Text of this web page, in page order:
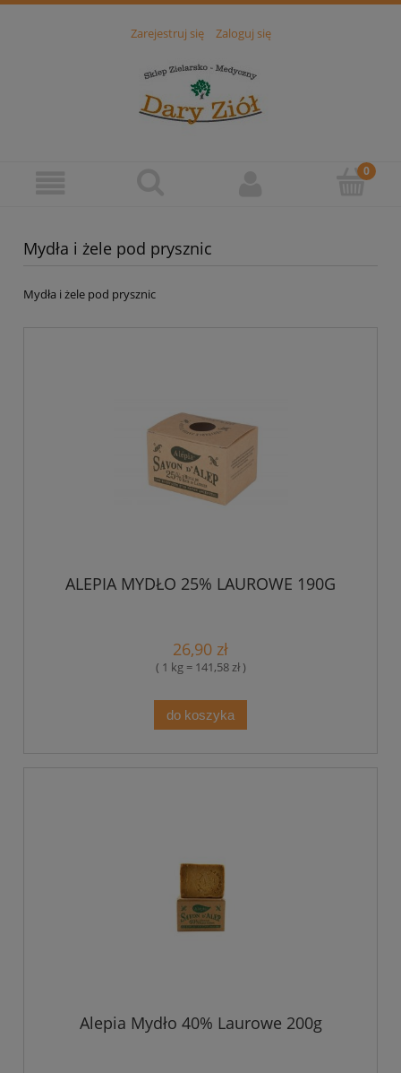
Zarejestruj się Zaloguj się
Mydła i żele pod prysznic
Mydła i żele pod prysznic
ALEPIA MYDŁO 25% LAUROWE 190G
26,90 zł
( 1 kg = 141,58 zł )
do koszyka
Alepia Mydło 40% Laurowe 200g